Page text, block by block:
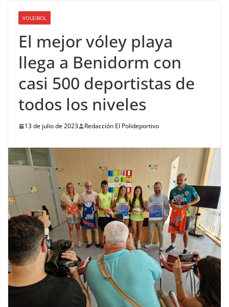
VOLEIBOL
El mejor vóley playa
llega a Benidorm con
casi 500 deportistas de
todos los niveles
13 de julio de 2023 Redacción El Polideportivo